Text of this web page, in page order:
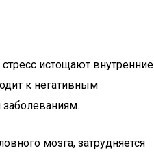
истощают внутренние
к негативным
мозга, затрудняется